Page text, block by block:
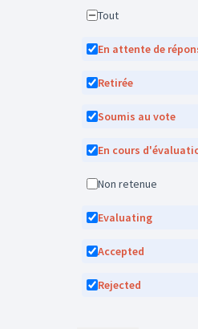
Tout
En attente de
Retirée
Soumis au vote
En cours
Non retenue
Evaluating
Accepted
Rejected